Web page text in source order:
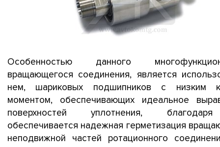
Особенностью данного
вращающегося соединения, является
нем, шариковых подшипников с низким
моментом, обеспечивающих идеальное
поверхностей уплотнения,
обеспечивается надежная герметизация
неподвижной частей ротационного